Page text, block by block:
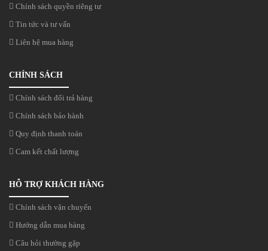
Chính sách quyền riêng tư
Tin tức và tư vấn
Liên hệ mua hàng
CHÍNH SÁCH
Chính sách đổi trả hàng
Chính sách bảo hành
Quy định thanh toán
Cam kết chất lượng
HỖ TRỢ KHÁCH HÀNG
Chính sách vận chuyển
Hướng dẫn mua hàng
Câu hỏi thường gặp